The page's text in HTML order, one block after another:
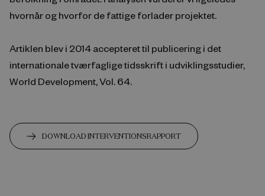
hvornår og hvorfor de fattige forlader projektet.
Artiklen blev i 2014 accepteret til publicering i det
internationale tværfaglige tidsskrift i udviklingsstudier,
World Development, Vol. 64.
DOWNLOAD INTERVENTIONSRAPPORT